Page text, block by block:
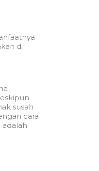
di
susah
cara